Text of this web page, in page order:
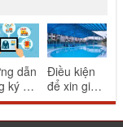
dẫn
ký và
báo
Điều kiện
để xin giấy
phép bể